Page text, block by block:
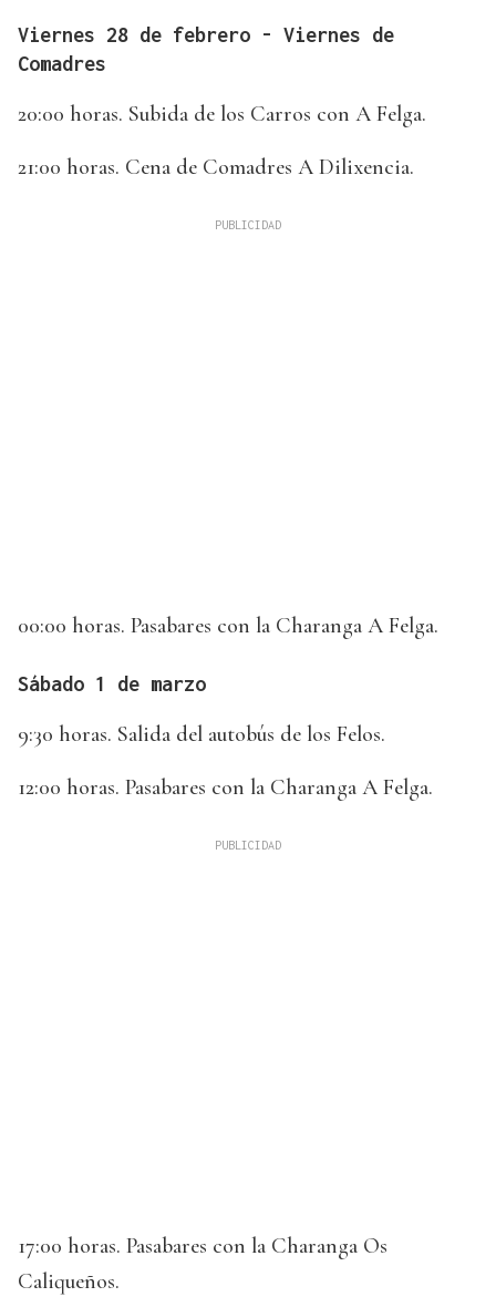
Viernes 28 de febrero - Viernes de
Comadres
20:00 horas. Subida de los Carros con A Felga.
21:00 horas. Cena de Comadres A Dilixencia.
00:00 horas. Pasabares con la Charanga A Felga.
Sábado 1 de marzo
9:30 horas. Salida del autobús de los Felos.
12:00 horas. Pasabares con la Charanga A Felga.
17:00 horas. Pasabares con la Charanga Os
Caliqueños.